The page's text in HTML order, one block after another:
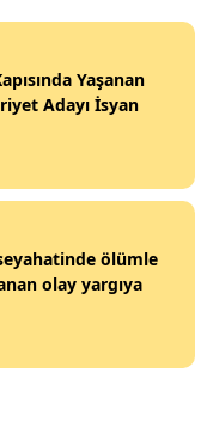
Yaşanan
Adayı İsyan
ölümle
olay yargıya